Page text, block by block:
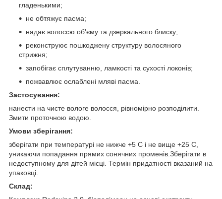
гладенькими;
не обтяжує пасма;
надає волоссю об'єму та дзеркального блиску;
реконструює пошкоджену структуру волосяного
стрижня;
запобігає сплутуванню, ламкості та сухості локонів;
пожвавлює ослаблені мляві пасма.
Застосування:
нанести на чисте вологе волосся, рівномірно розподілити.
Змити проточною водою.
Умови зберігання:
зберігати при температурі не нижче +5 С і не вище +25 С,
уникаючи попадання прямих сонячних променів.Зберігати в
недоступному для дітей місці. Термін придатності вказаний на
упаковці.
Склад: